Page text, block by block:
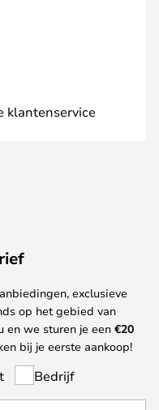
klantenservice
exclusieve
op het gebied van
en we sturen je een €20
bij je eerste aankoop!
Bedrijf